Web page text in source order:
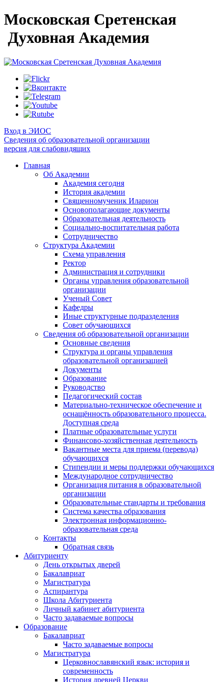
Московская Сретенская
Духовная Академия
Вход в ЭИОС
Сведения об образовательной организации
версия для слабовидящих
Главная
Об Академии
Академия сегодня
История академии
Священномученик Иларион
Основополагающие документы
Образовательная деятельность
Социально-воспитательная работа
Сотрудничество
Структура Академии
Схема управления
Ректор
Администрация и сотрудники
Органы управления образовательной
организации
Ученый Совет
Кафедры
Иные структурные подразделения
Совет обучающихся
Сведения об образовательной организации
Основные сведения
Структура и органы управления
образовательной организацией
Документы
Образование
Руководство
Педагогический состав
Материально-техническое обеспечение и
оснащённость образовательного процесса.
Доступная среда
Платные образовательные услуги
Финансово-хозяйственная деятельность
Вакантные места для приема (перевода)
обучающихся
Стипендии и меры поддержки обучающихся
Международное сотрудничество
Организация питания в образовательной
организации
Образовательные стандарты и требования
Система качества образования
Электронная информационно-
образовательная среда
Контакты
Обратная связь
Абитуриенту
День открытых дверей
Бакалавриат
Магистратура
Аспирантура
Школа Абитуриента
Личный кабинет абитуриента
Часто задаваемые вопросы
Образование
Бакалавриат
Часто задаваемые вопросы
Магистратура
Церковнославянский язык: история и
современность
История древней Церкви